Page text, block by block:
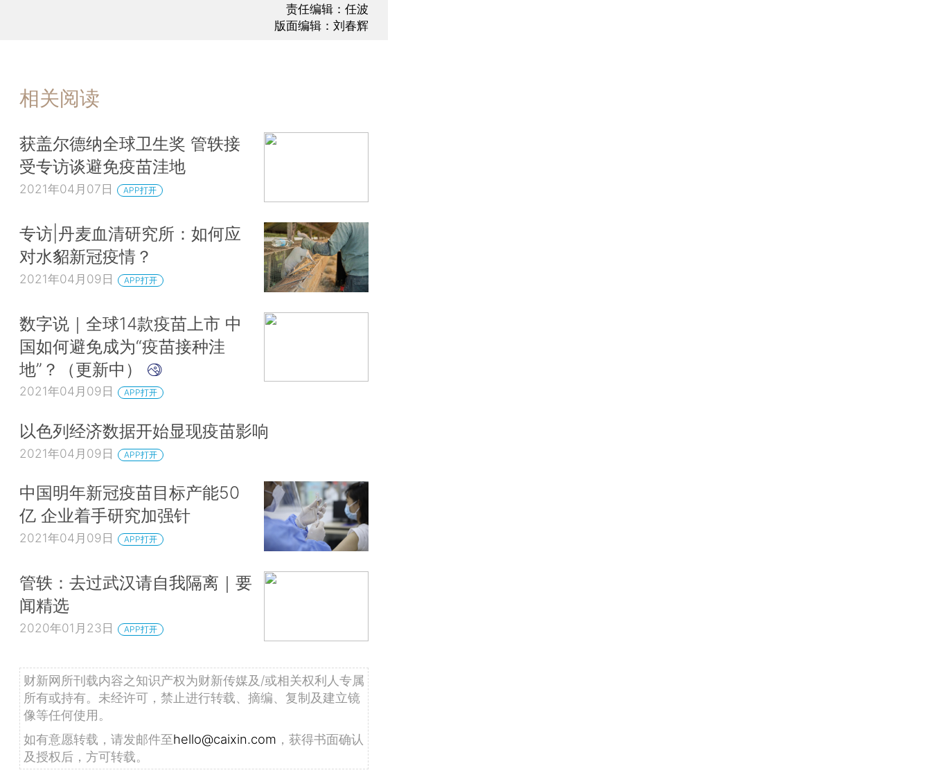
责任编辑：任波
版面编辑：刘春辉
相关阅读
获盖尔德纳全球卫生奖 管轶接
受专访谈避免疫苗洼地
2021年04月07日 APP打开
专访|丹麦血清研究所：如何应
对水貂新冠疫情？
2021年04月09日 APP打开
数字说｜全球14款疫苗上市 中
国如何避免成为“疫苗接种洼
地”？（更新中）
2021年04月09日 APP打开
以色列经济数据开始显现疫苗影响
2021年04月09日 APP打开
中国明年新冠疫苗目标产能50
亿 企业着手研究加强针
2021年04月09日 APP打开
管轶：去过武汉请自我隔离｜要
闻精选
2020年01月23日 APP打开
财新网所刊载内容之知识产权为财新传媒及/或相关权利人专属
所有或持有。未经许可，禁止进行转载、摘编、复制及建立镜
像等任何使用。
如有意愿转载，请发邮件至hello@caixin.com ，获得书面确认
及授权后，方可转载。